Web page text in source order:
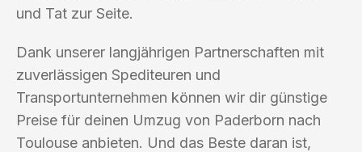
und Tat zur Seite.
Dank unserer langjährigen Partnerschaften mit
zuverlässigen Spediteuren und
Transportunternehmen können wir dir günstige
Preise für deinen Umzug von Paderborn nach
Toulouse anbieten. Und das Beste daran ist,